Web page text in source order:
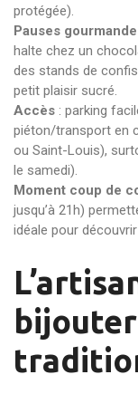
protégée).
Pauses
halte chez un
des stands de
petit plaisir sucré.
Accès : parking
piéton/transport en
ou Saint-Louis),
le samedi).
Moment coup de
jusqu’à 21h)
idéale pour